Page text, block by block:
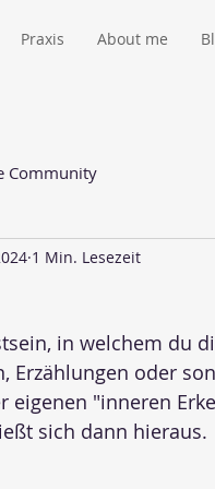
Praxis About me
Community
1 Min. Lesezeit
in welchem du
Erzählungen oder
eigenen "inneren
sich dann hieraus.